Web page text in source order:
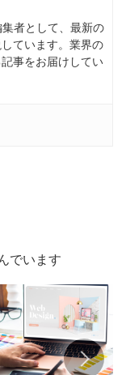
集者として、最新の
ています。業界の
事をお届けしてい
でいます